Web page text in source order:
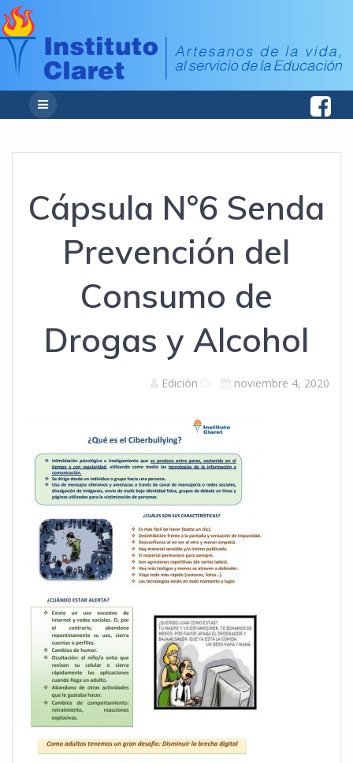
Cápsula N°6 Senda
Prevención del
Consumo de
Drogas y Alcohol
Edición noviembre 4, 2020